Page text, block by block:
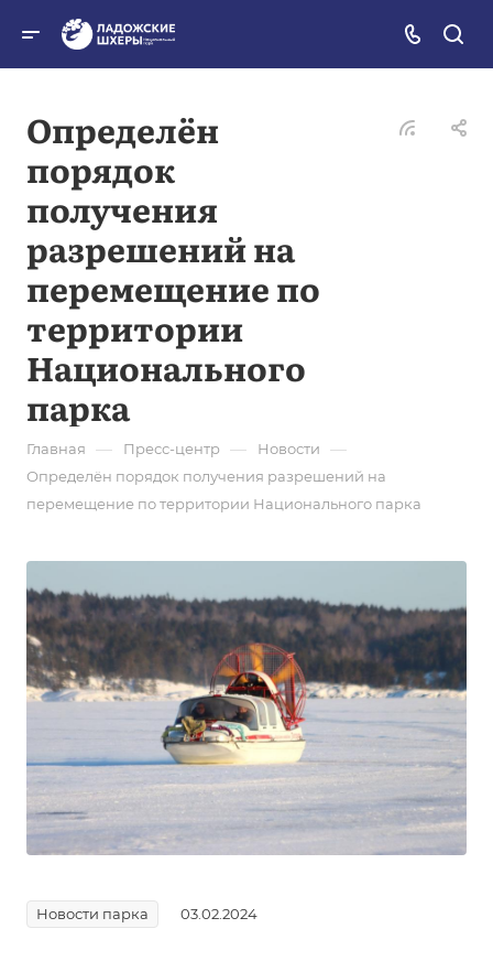
Определён
порядок
получения
разрешений на
перемещение по
территории
Национального
парка
Главная — Пресс-центр — Новости —
Определён порядок получения разрешений на
перемещение по территории Национального парка
Новости парка 03.02.2024